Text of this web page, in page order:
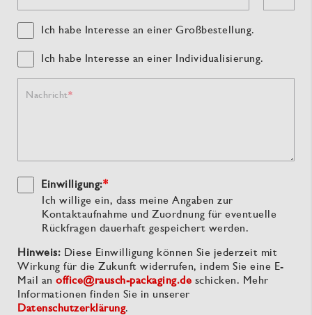
Ich habe Interesse an einer Großbestellung.
Ich habe Interesse an einer Individualisierung.
Nachricht
Einwilligung:*
Ich willige ein, dass meine Angaben zur
Kontaktaufnahme und Zuordnung für eventuelle
Rückfragen dauerhaft gespeichert werden.
Hinweis: Diese Einwilligung können Sie jederzeit mit
Wirkung für die Zukunft widerrufen, indem Sie eine E-
Mail an office@rausch-packaging.de schicken. Mehr
Informationen finden Sie in unserer
Datenschutzerklärung.